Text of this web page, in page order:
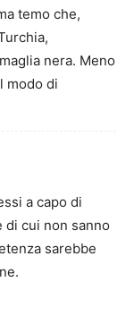
temo che,
nera. Meno
modo di
a capo di
di cui non sanno
sarebbe